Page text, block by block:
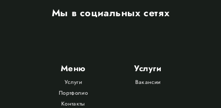
Мы в социальных сетях
Меню
Услуги
Портфолио
Контакты
Услуги
Вакансии